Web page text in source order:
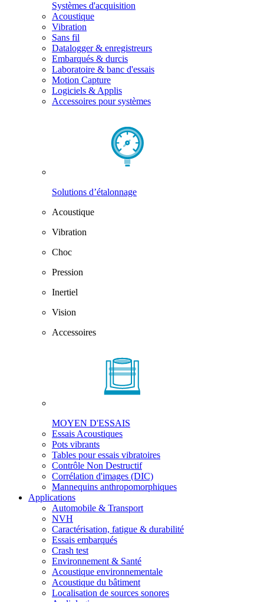
Systèmes d'acquisition
Acoustique
Vibration
Sans fil
Datalogger & enregistreurs
Embarqués & durcis
Laboratoire & banc d'essais
Motion Capture
Logiciels & Applis
Accessoires pour systèmes
Solutions d’étalonnage
Acoustique
Vibration
Choc
Pression
Inertiel
Vision
Accessoires
MOYEN D'ESSAIS
Essais Acoustiques
Pots vibrants
Tables pour essais vibratoires
Contrôle Non Destructif
Corrélation d'images (DIC)
Mannequins anthropomorphiques
Applications
Automobile & Transport
NVH
Caractérisation, fatigue & durabilité
Essais embarqués
Crash test
Environnement & Santé
Acoustique environnementale
Acoustique du bâtiment
Localisation de sources sonores